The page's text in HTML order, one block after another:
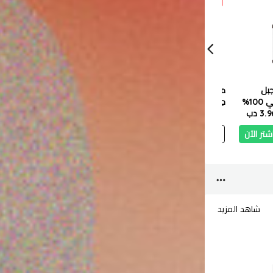
العطري من، نقي 100%
دب
الآن
مصل الوجه بالكركم من
جوانجينج 30 مل
كوبا إكليل الجبل بالنعنا
2.700 دب
اشتر الآن
نايس
شبه
200 مل
0.900 دب
شاهد المزيد